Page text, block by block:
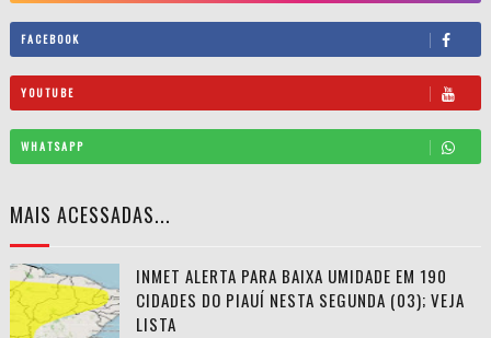
FACEBOOK
YOUTUBE
WHATSAPP
MAIS ACESSADAS...
INMET ALERTA PARA BAIXA UMIDADE EM 190
CIDADES DO PIAUÍ NESTA SEGUNDA (03); VEJA
LISTA